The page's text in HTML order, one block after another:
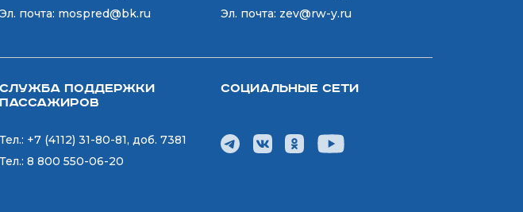
Эл. почта: mospred@bk.ru
Эл. почта: zev@rw-y.ru
Служба поддержки
пассажиров
Тел.: +7 (4112) 31-80-81, доб. 7381
Тел.: 8 800 550-06-20
Социальные сети